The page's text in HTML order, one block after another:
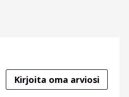
Kirjoita oma arviosi